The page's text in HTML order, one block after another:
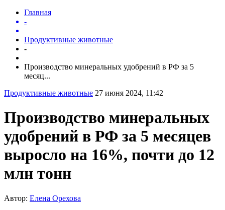
Главная
-
Продуктивные животные
-
Производство минеральных удобрений в РФ за 5
месяц...
Продуктивные животные 27 июня 2024, 11:42
Производство минеральных
удобрений в РФ за 5 месяцев
выросло на 16%, почти до 12
млн тонн
Автор: Елена Орехова